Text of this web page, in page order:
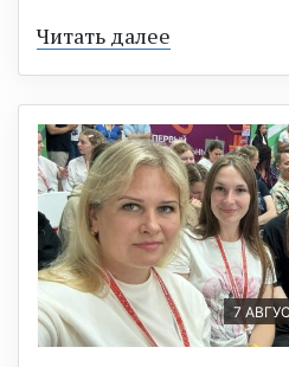
Читать далее
7